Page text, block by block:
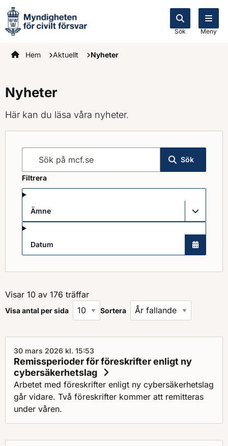
Sök Meny
Startsidan
Hem Aktuellt Nyheter
Nyheter
Här kan du läsa våra nyheter.
Sök på mcf.se
Sök
Filtrera
Ämne
Datum
Visar 10 av 176 träffar
Visa antal per sida Sortera
30 mars 2026 kl. 15:53
Remissperioder för föreskrifter enligt ny
cybersäkerhetslag
Arbetet med föreskrifter enligt ny cybersäkerhetslag
går vidare. Två föreskrifter kommer att remitteras
under våren.